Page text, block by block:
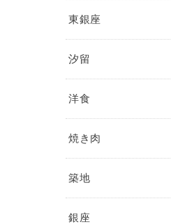
東銀座
汐留
洋食
焼き肉
築地
銀座